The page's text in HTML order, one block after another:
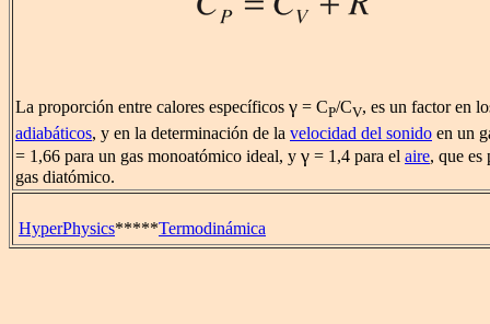
La proporción entre calores específicos γ = CP/CV, es un factor en
adiabáticos, y en la determinación de la velocidad del sonido en un
= 1,66 para un gas monoatómico ideal, y γ = 1,4 para el aire, que es
gas diatómico.
HyperPhysics*****Termodinámica